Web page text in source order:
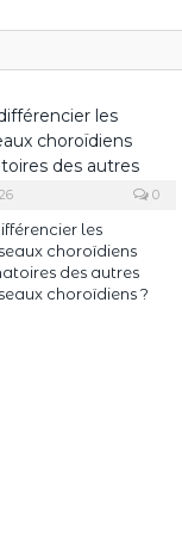
0
les
choroïdiens
des autres
choroïdiens ?